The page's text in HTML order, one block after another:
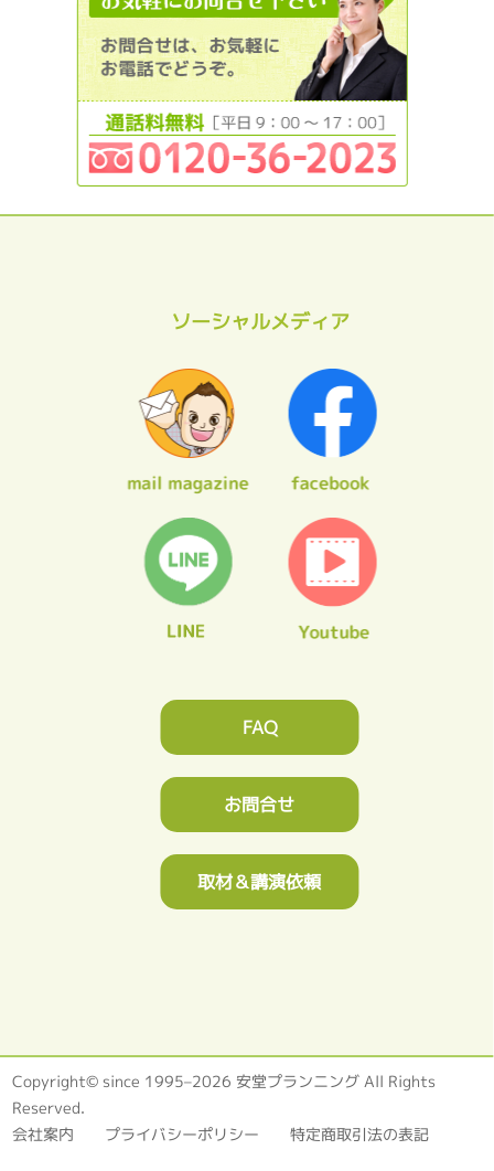
ソーシャルメディア
FAQ
お問合せ
取材＆講演依頼
Copyright© since 1995–2026 安堂プランニング All Rights
Reserved.
会社案内 プライバシーポリシー 特定商取引法の表記